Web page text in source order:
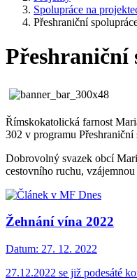
Spolupráce na
Přeshraniční
Přeshraniční
Římskokatolická farnost
302 v programu
Dobrovolný svazek obcí
cestovního ruchu,
Žehnání vína 2022
Datum: 27. 12. 2022
27.12.2022 se již podesáté